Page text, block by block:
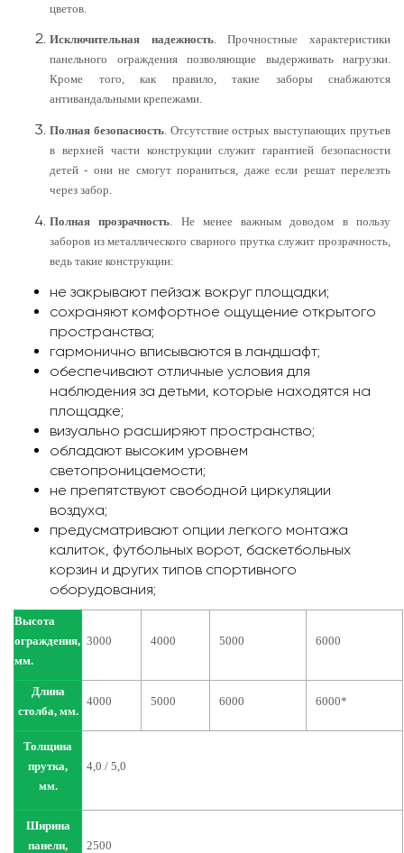
цветов.
Исключительная надежность. Прочностные характеристики
панельного ограждения позволяющие выдерживать нагрузки.
Кроме того, как правило, такие заборы снабжаются
антивандальными крепежами.
Полная безопасность. Отсутствие острых выступающих прутьев
в верхней части конструкции служит гарантией безопасности
детей - они не смогут пораниться, даже если решат перелезть
через забор.
Полная прозрачность . Не менее важным доводом в пользу
заборов из металлического сварного прутка служит прозрачность,
ведь такие конструкции:
не закрывают пейзаж вокруг площадки;
сохраняют комфортное ощущение открытого
пространства;
гармонично вписываются в ландшафт;
обеспечивают отличные условия для
наблюдения за детьми, которые находятся на
площадке;
визуально расширяют пространство;
обладают высоким уровнем
светопроницаемости;
не препятствуют свободной циркуляции
воздуха;
предусматривают опции легкого монтажа
калиток, футбольных ворот, баскетбольных
корзин и других типов спортивного
оборудования;
Высота
ограждения,
мм.
3000 4000 5000 6000
Длина
столба, мм.
4000 5000 6000 6000*
Толщина
прутка,
мм.
4,0 / 5,0
Ширина
панели,
2500